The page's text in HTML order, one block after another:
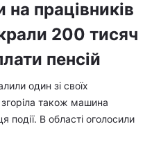
на працівників
200 тисяч
пенсій
один зі своїх
згоріла також машина
події. В області оголосили